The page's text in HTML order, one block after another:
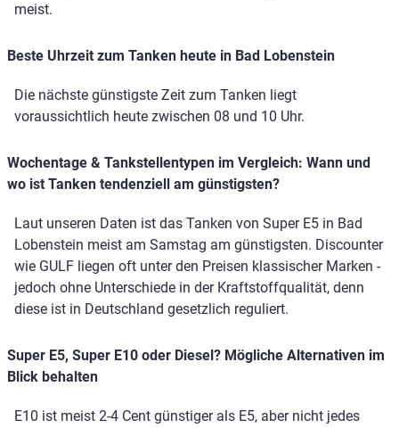
meist.
Beste Uhrzeit zum Tanken heute in Bad Lobenstein
Die nächste günstigste Zeit zum Tanken liegt
voraussichtlich heute zwischen 08 und 10 Uhr.
Wochentage & Tankstellentypen im Vergleich: Wann und
wo ist Tanken tendenziell am günstigsten?
Laut unseren Daten ist das Tanken von Super E5 in Bad
Lobenstein meist am Samstag am günstigsten. Discounter
wie GULF liegen oft unter den Preisen klassischer Marken -
jedoch ohne Unterschiede in der Kraftstoffqualität, denn
diese ist in Deutschland gesetzlich reguliert.
Super E5, Super E10 oder Diesel? Mögliche Alternativen im
Blick behalten
E10 ist meist 2-4 Cent günstiger als E5, aber nicht jedes